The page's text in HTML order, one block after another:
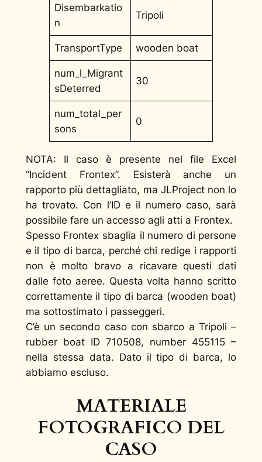
Disembarkatio
n
Tripoli
TransportType wooden boat
num_l_Migrant
sDeterred
30
num_total_per
sons
0
NOTA: Il caso è presente nel file Excel
“Incident Frontex”. Esisterà anche un
rapporto più dettagliato, ma JLProject non lo
ha trovato. Con l’ID e il numero caso, sarà
possibile fare un accesso agli atti a Frontex.
Spesso Frontex sbaglia il numero di persone
e il tipo di barca, perché chi redige i rapporti
non è molto bravo a ricavare questi dati
dalle foto aeree. Questa volta hanno scritto
correttamente il tipo di barca (wooden boat)
ma sottostimato i passeggeri.
C’è un secondo caso con sbarco a Tripoli –
rubber boat ID 710508, number 455115 –
nella stessa data. Dato il tipo di barca, lo
abbiamo escluso.
MATERIALE
FOTOGRAFICO DEL
CASO